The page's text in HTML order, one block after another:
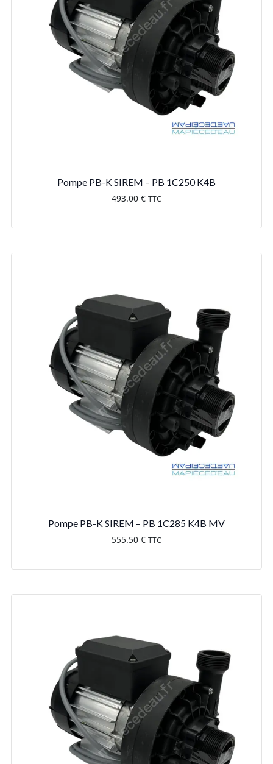
Pompe PB-K SIREM – PB 1C250 K4B
493.00 € TTC
Pompe PB-K SIREM – PB 1C285 K4B MV
555.50 € TTC